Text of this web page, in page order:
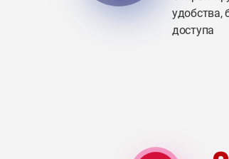
удобства,
доступа